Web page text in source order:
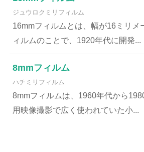
ジュウロクミリフィルム
16mmフィルムとは、幅が16ミリメ
ィルムのことで、1920年代に開発...
8mmフィルム
ハチミリフィルム
8mmフィルムは、1960年代から
用映像撮影で広く使われていた小...